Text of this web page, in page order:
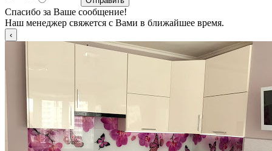
Спасибо за Ваше сообщение!
Наш менеджер свяжется с Вами в ближайшее время.